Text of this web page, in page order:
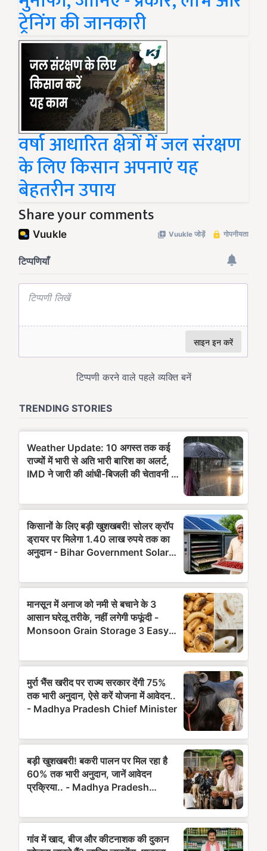
ट्रेनिंग की जानकारी
वर्षा आधारित क्षेत्रों में जल संरक्षण
के लिए किसान अपनाएं यह
बेहतरीन उपाय
Share your comments